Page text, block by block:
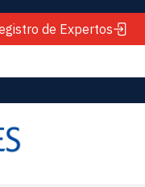
de Expertos